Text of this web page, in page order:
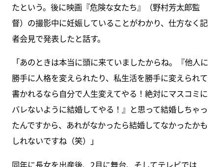
たという。後に映画『危険な女たち』（野村芳太郎監
督）の撮影中に妊娠していることがわかり、仕方なく記
者会見で発表したと話す。
「あのときは本当に頭に来ていましたからね。『他人に
勝手に人格を変えられたり、私生活を勝手に変えられて
書かれるなら自分で人生変えてやる！絶対にマスコミに
バレないように結婚してやる！』と思って結婚しちゃっ
たんですから、あれがなかったら結婚してなかったかも
しれないですね（笑）」
同年に長女を出産後、2月に舞台、そしてテレビでは